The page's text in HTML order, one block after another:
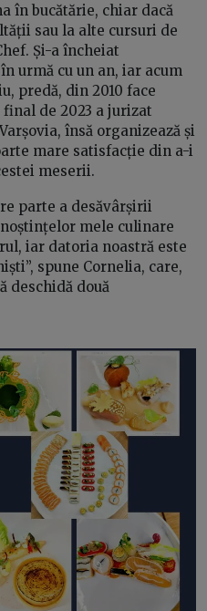
în bucătărie, chiar dacă
sau la alte cursuri de
Și-a încheiat
urmă cu un an, iar acum
predă, din 2010 face
de 2023 a jurizat
însă organizează și
mare satisfacție din a-i
meserii.
parte a desăvârșirii
mele culinare
iar datoria noastră este
spune Cornelia, care,
deschidă două